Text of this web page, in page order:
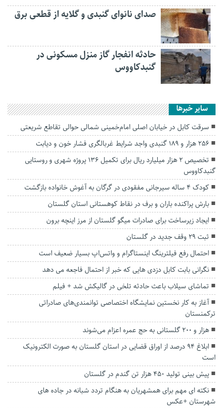
صدای نانوای گنبدی و گلایه از قطعی برق
حادثه انفجار گاز منزل مسکونی در
گنبدکاووس
سایر خبرها
سرقت کابل در خیابان اصلی امام‌خمینی شمالی حوالی تقاطع شریعتی
۲۵۶ هزار و ۱۸۹ گنبدی واجد شرایط غربالگری فشار خون و دیابت
تخصیص ۲ هزار میلیارد ریال برای تکمیل ۱۳۶ پروژه شهری و روستایی
گنبدکاووس
کودک ۴ ساله سیرجانی مفقودی در گرگان به آغوش خانواده بازگشت
بارش پراکنده باران و برف در نقاط کوهستانی استان گلستان
ایجاد زیرساخت برای صادرات میگو گلستان از مرز اینچه برون
ثبت ۲۹ وقف جدید در گلستان
احتمال رفع فیلترینگ اینستاگرام و واتس‌اپ بسیار ضعیف است
نگرانی بابت کابل دزدی هایی که خبر از احتمال فاجعه می دهد
تماشای سیلاب باعث حادثه تلخی در گالیکش شد + فیلم
آغاز به کار نخستین نمایشگاه اختصاصی توانمندی‌های صادراتی
ترکمنستان
هزار و ۲۰۰ گلستانی به حج عمره اعزام می‌شوند
ابلاغ ۹۴ درصد از اوراق قضایی در استان گلستان به صورت الکترونیک
است
پیش بینی تولید ۴۵۰ هزار تن گندم در گلستان
نکته ای مهم برای همشهریان به هنگام تردد شبانه در جاده های
شهرستان +عکس